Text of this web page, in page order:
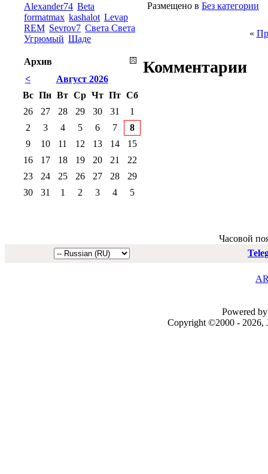
Размещено в Без категории
«
Комментарии
Alexander74 Beta
formatmax kashalot Levap
REM Sevrov7 Света Света
Угрюмый Шаде
Архив
<
Август 2026
Вс Пн Вт Ср Чт Пт Сб
26
27 28 29 30 31
1
2
3 4 5 6 7
8
9
10 11 12 13 14
15
16
17 18 19 20 21
22
23
24 25 26 27 28
29
30
31 1 2 3 4 5
Часовой
Powered
Copyright ©2000 - 2026,